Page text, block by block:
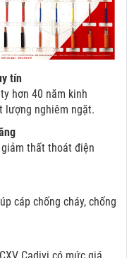
tín
hơn 40 năm kinh
lượng nghiêm ngặt.
thất thoát điện
cáp chống cháy, chống
Cadivi có mức giá